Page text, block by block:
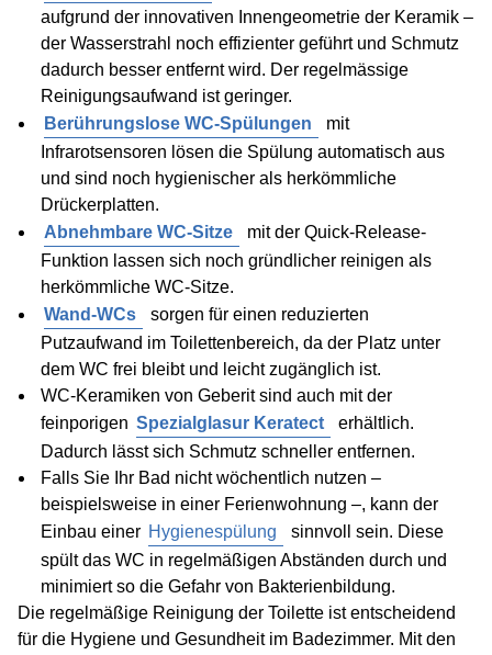
aufgrund der innovativen Innengeometrie der Keramik –
der Wasserstrahl noch effizienter geführt und Schmutz
dadurch besser entfernt wird. Der regelmässige
Reinigungsaufwand ist geringer.
Berührungslose WC-Spülungen
mit
Infrarotsensoren lösen die Spülung automatisch aus
und sind noch hygienischer als herkömmliche
Drückerplatten.
Abnehmbare WC-Sitze
mit der Quick-Release-
Funktion lassen sich noch gründlicher reinigen als
herkömmliche WC-Sitze.
Wand-WCs
sorgen für einen reduzierten
Putzaufwand im Toilettenbereich, da der Platz unter
dem WC frei bleibt und leicht zugänglich ist.
WC-Keramiken von Geberit sind auch mit der
feinporigen Spezialglasur Keratect
erhältlich.
Dadurch lässt sich Schmutz schneller entfernen.
Falls Sie Ihr Bad nicht wöchentlich nutzen –
beispielsweise in einer Ferienwohnung –, kann der
Einbau einer Hygienespülung
sinnvoll sein. Diese
spült das WC in regelmäßigen Abständen durch und
minimiert so die Gefahr von Bakterienbildung.
Die regelmäßige Reinigung der Toilette ist entscheidend
für die Hygiene und Gesundheit im Badezimmer. Mit den